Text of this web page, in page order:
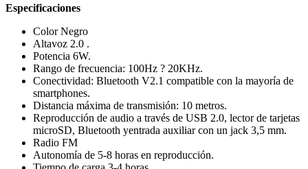
Especificaciones
Color Negro
Altavoz 2.0 .
Potencia 6W.
Rango de frecuencia: 100Hz ? 20KHz.
Conectividad: Bluetooth V2.1 compatible con la mayoría de
smartphones.
Distancia máxima de transmisión: 10 metros.
Reproducción de audio a través de USB 2.0, lector de tarjetas
microSD, Bluetooth yentrada auxiliar con un jack 3,5 mm.
Radio FM
Autonomía de 5-8 horas en reproducción.